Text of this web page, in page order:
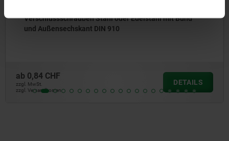
Verschlussschrauben Stahl oder Edelstahl mit Bund
und Außensechskant DIN 910
ab 0,84 CHF
zzgl. MwSt.
zzgl. Versandkosten
DETAILS